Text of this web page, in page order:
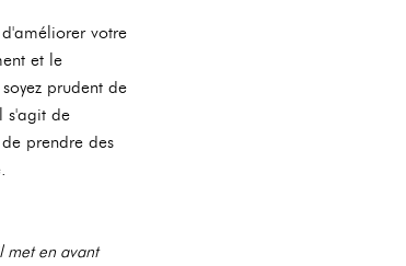
votre
et le
prudent de
s'agit de
prendre des
met en avant